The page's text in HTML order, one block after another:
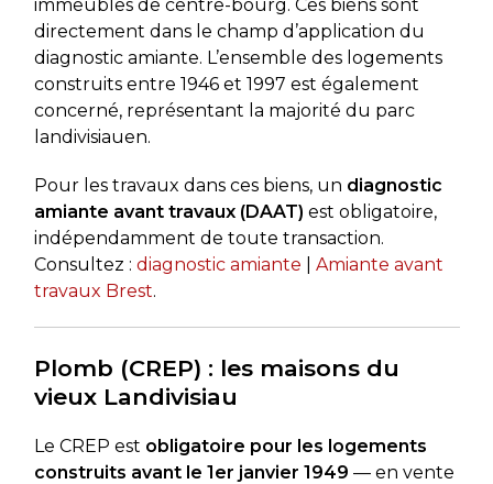
immeubles de centre-bourg. Ces biens sont
directement dans le champ d’application du
diagnostic amiante. L’ensemble des logements
construits entre 1946 et 1997 est également
concerné, représentant la majorité du parc
landivisiauen.
Pour les travaux dans ces biens, un diagnostic
amiante avant travaux (DAAT) est obligatoire,
indépendamment de toute transaction.
Consultez : diagnostic amiante
Amiante avant
travaux Brest.
Plomb (CREP) : les maisons du
vieux Landivisiau
Le CREP est obligatoire pour les logements
construits avant le 1er janvier 1949 — en vente